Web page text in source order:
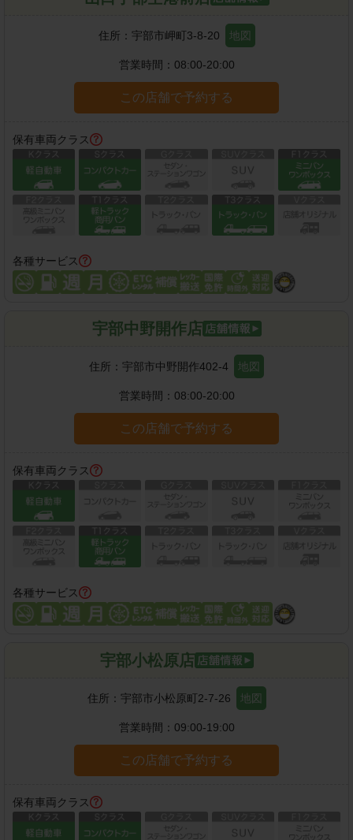
住所： 宇部市岬町3-8-20 地図
営業時間： 08:00-20:00
この店舗で予約する
保有車両クラス
各種サービス
宇部中野開作店
住所： 宇部市中野開作402-4 地図
営業時間： 08:00-20:00
この店舗で予約する
保有車両クラス
各種サービス
宇部小松原店
住所： 宇部市小松原町2-7-26 地図
営業時間： 09:00-19:00
この店舗で予約する
保有車両クラス